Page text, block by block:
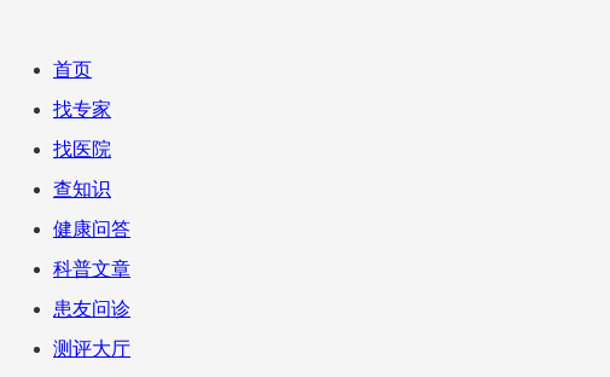
首页
找专家
找医院
查知识
健康问答
科普文章
患友问诊
测评大厅